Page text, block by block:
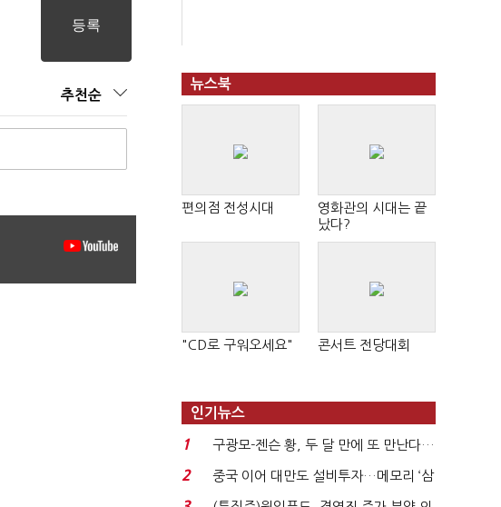
추천순
뉴스북
편의점 전성시대
영화관의 시대는 끝
났다?
"CD로 구워오세요" 콘서트 전당대회
인기뉴스
1
구광모-젠슨 황, 두 달 만에 또 만난다…
로봇·AI 등 논...
2
중국 이어 대만도 설비투자…메모리 ‘삼
국전쟁’